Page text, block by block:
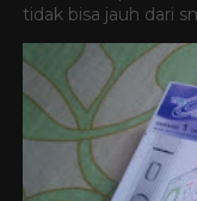
tidak bisa jauh dari